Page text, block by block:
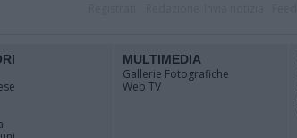
MULTIMEDIA
Gallerie Fotografiche
Web TV